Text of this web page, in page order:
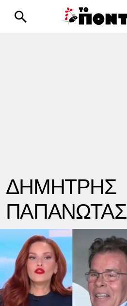
ΔΗΜΗΤΡΗΣ
ΠΑΠΑΝΩΤΑΣ